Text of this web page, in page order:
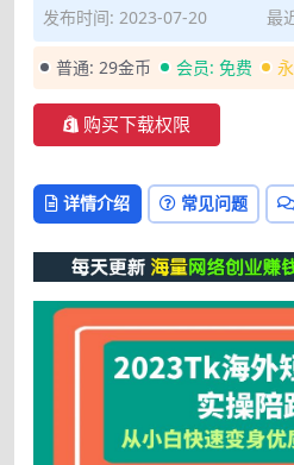
发布时间: 2023-07-20
最
普通: 29金币 会员: 免费
购买下载权限
详情介绍 常见问题